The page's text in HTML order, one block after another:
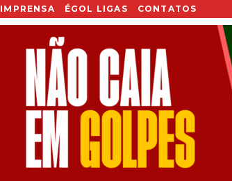
IMPRENSA ÉGOL LIGAS CONTATOS